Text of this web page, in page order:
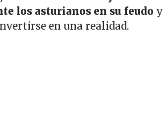
los asturianos en su feudo y
en una realidad.